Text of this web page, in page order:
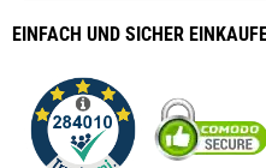
Werner H.
verifizierter Onlinekauf.
Die Bewertung erfolgte
EINFACH UND SICHER